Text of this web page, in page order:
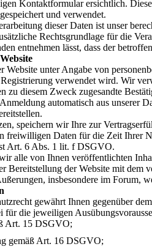
Kontaktformular ersichtlich.
und verwendet.
dieser Daten ist unser
Rechtsgrundlage für die
entnehmen lässt, dass der
Website unter Angabe von
verwendet wird. Wir
zu diesem Zweck zugesandte
automatisch aus unserer
speichern wir Ihre zur
freiwilligen Daten für die Zeit Ihrer
Art. 6 Abs. 1 lit. f DSGVO.
alle von Ihnen veröffentlichten
Bereitstellung der Website mit
insbesondere im Forum,
gewährt Ihnen gegenüber
für die jeweiligen
Art. 15 DSGVO;
gemäß Art. 16 DSGVO;